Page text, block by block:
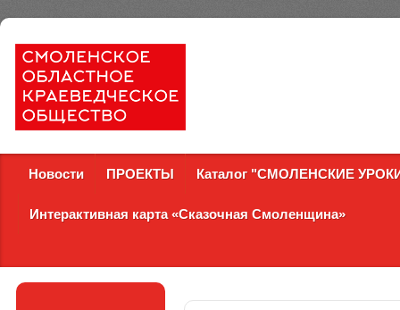
Новости ПРОЕКТЫ Каталог "СМОЛЕНСКИЕ
Интерактивная карта «Сказочная Смоленщина»